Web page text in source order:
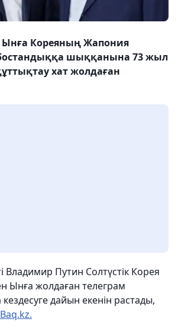
Кореяның Жапония
шыққанына 73 жыл
хат жолдаған
Владимир Путин Солтүстік Корея
Ынға жолдаған телеграм
дайын екенін растады,
Вaq.kz.